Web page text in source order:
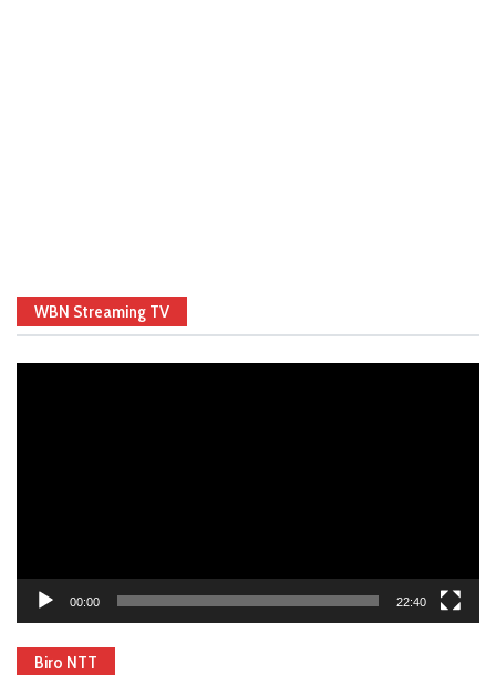
WBN Streaming TV
00:00 22:40
Biro NTT